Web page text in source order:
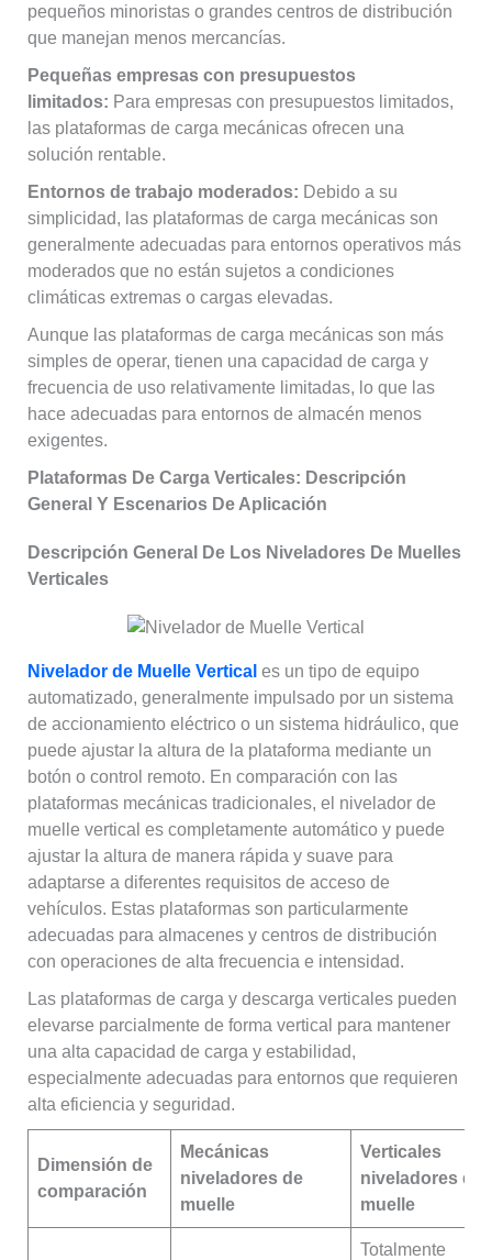
pequeños minoristas o grandes centros de distribución
que manejan menos mercancías.
Pequeñas empresas con presupuestos
limitados: Para empresas con presupuestos limitados,
las plataformas de carga mecánicas ofrecen una
solución rentable.
Entornos de trabajo moderados: Debido a su
simplicidad, las plataformas de carga mecánicas son
generalmente adecuadas para entornos operativos más
moderados que no están sujetos a condiciones
climáticas extremas o cargas elevadas.
Aunque las plataformas de carga mecánicas son más
simples de operar, tienen una capacidad de carga y
frecuencia de uso relativamente limitadas, lo que las
hace adecuadas para entornos de almacén menos
exigentes.
Plataformas De Carga Verticales: Descripción
General Y Escenarios De Aplicación
Descripción General De Los Niveladores De Muelles
Verticales
Nivelador de Muelle Vertical es un tipo de equipo
automatizado, generalmente impulsado por un sistema
de accionamiento eléctrico o un sistema hidráulico, que
puede ajustar la altura de la plataforma mediante un
botón o control remoto. En comparación con las
plataformas mecánicas tradicionales, el nivelador de
muelle vertical es completamente automático y puede
ajustar la altura de manera rápida y suave para
adaptarse a diferentes requisitos de acceso de
vehículos. Estas plataformas son particularmente
adecuadas para almacenes y centros de distribución
con operaciones de alta frecuencia e intensidad.
Las plataformas de carga y descarga verticales pueden
elevarse parcialmente de forma vertical para mantener
una alta capacidad de carga y estabilidad,
especialmente adecuadas para entornos que requieren
alta eficiencia y seguridad.
Dimensión de
comparación
Mecánicas
niveladores de
muelle
Verticales
niveladores de
muelle
Totalmente